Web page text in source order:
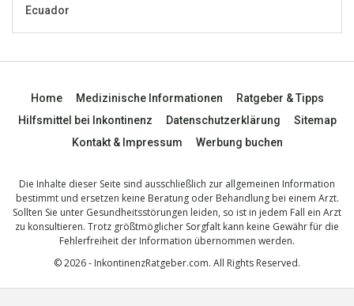
Ecuador
Home Medizinische Informationen
Ratgeber & Tipps
Hilfsmittel bei Inkontinenz
Datenschutzerklärung
Sitemap
Kontakt & Impressum
Werbung buchen
Die Inhalte dieser Seite sind ausschließlich zur allgemeinen Information
bestimmt und ersetzen keine Beratung oder Behandlung bei einem Arzt.
Sollten Sie unter Gesundheitsstörungen leiden, so ist in jedem Fall ein Arzt
zu konsultieren. Trotz größtmöglicher Sorgfalt kann keine Gewähr für die
Fehlerfreiheit der Information übernommen werden.
© 2026 - InkontinenzRatgeber.com. All Rights Reserved.